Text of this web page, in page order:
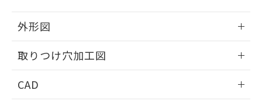
外形図
取りつけ穴加工図
CAD
品・サービスに関するお客様との取
の共同利用に関して"
用者の範囲」に記載されている法人を
EU RoHS指令（10物質）の非含有証明書
51物質の非含有証明書（当社基準）
※本証明書は発行日時点で非含有を証明す